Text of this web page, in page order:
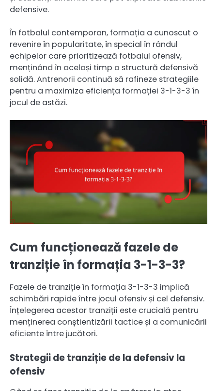
defensive.
În fotbalul contemporan, formația a cunoscut o
revenire în popularitate, în special în rândul
echipelor care prioritizează fotbalul ofensiv,
menținând în același timp o structură defensivă
solidă. Antrenorii continuă să rafineze strategiile
pentru a maximiza eficiența formației 3-1-3-3 în
jocul de astăzi.
Cum funcționează fazele de
tranziție în formația 3-1-3-3?
Fazele de tranziție în formația 3-1-3-3 implică
schimbări rapide între jocul ofensiv și cel defensiv.
Înțelegerea acestor tranziții este crucială pentru
menținerea conștientizării tactice și a comunicării
eficiente între jucători.
Strategii de tranziție de la defensiv la
ofensiv